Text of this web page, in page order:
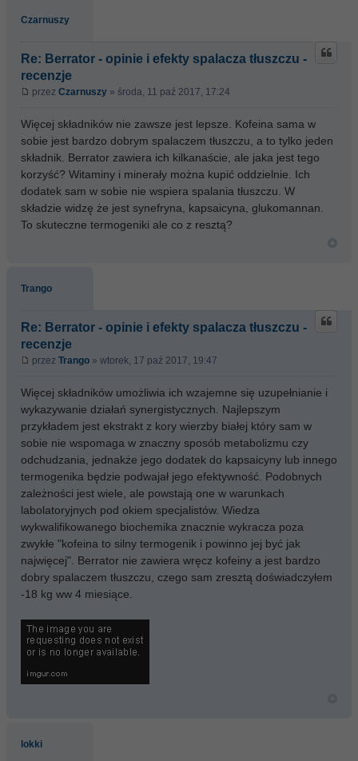
Czarnuszy
Re: Berrator - opinie i efekty spalacza tłuszczu -
recenzje
przez Czarnuszy » środa, 11 paź 2017, 17:24
Więcej składników nie zawsze jest lepsze. Kofeina sama w
sobie jest bardzo dobrym spalaczem tłuszczu, a to tylko jeden
składnik. Berrator zawiera ich kilkanaście, ale jaka jest tego
korzyść? Witaminy i minerały można kupić oddzielnie. Ich
dodatek sam w sobie nie wspiera spalania tłuszczu. W
składzie widzę że jest synefryna, kapsaicyna, glukomannan.
To skuteczne termogeniki ale co z resztą?
Trango
Re: Berrator - opinie i efekty spalacza tłuszczu -
recenzje
przez Trango » wtorek, 17 paź 2017, 19:47
Więcej składników umożliwia ich wzajemne się uzupełnianie i
wykazywanie działań synergistycznych. Najlepszym
przykładem jest ekstrakt z kory wierzby białej który sam w
sobie nie wspomaga w znaczny sposób metabolizmu czy
odchudzania, jednakże jego dodatek do kapsaicyny lub innego
termogenika będzie podwajał jego efektywność. Podobnych
zależności jest wiele, ale powstają one w warunkach
labolatoryjnych pod okiem specjalistów. Wiedza
wykwalifikowanego biochemika znacznie wykracza poza
zwykłe "kofeina to silny termogenik i powinno jej być jak
najwięcej". Berrator nie zawiera wręcz kofeiny a jest bardzo
dobry spalaczem tłuszczu, czego sam zresztą doświadczyłem
-18 kg ww 4 miesiące.
lokki